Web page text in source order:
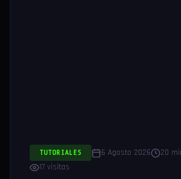
TUTORIALES 6 Agosto 2026
20
17 visitas